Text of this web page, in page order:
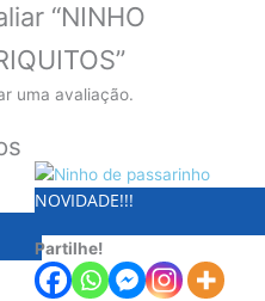
“NINHO
uma avaliação.
NOVIDADE!!!
Partilhe!